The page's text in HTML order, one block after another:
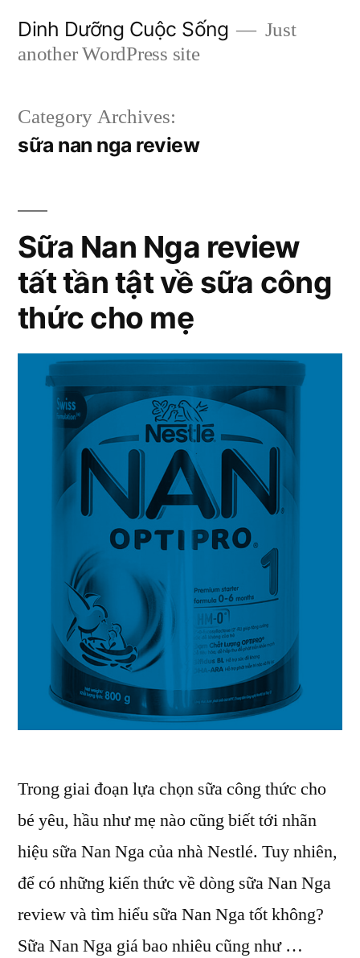
Dinh Dưỡng Cuộc Sống
Just
another WordPress site
Category Archives:
sữa nan nga review
Sữa Nan Nga review
tất tần tật về sữa công
thức cho mẹ
Trong giai đoạn lựa chọn sữa công thức cho
bé yêu, hầu như mẹ nào cũng biết tới nhãn
hiệu sữa Nan Nga của nhà Nestlé. Tuy nhiên,
để có những kiến thức về dòng sữa Nan Nga
review và tìm hiểu sữa Nan Nga tốt không?
Sữa Nan Nga giá bao nhiêu cũng như …